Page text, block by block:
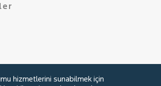
hizmetlerini sunabilmek için